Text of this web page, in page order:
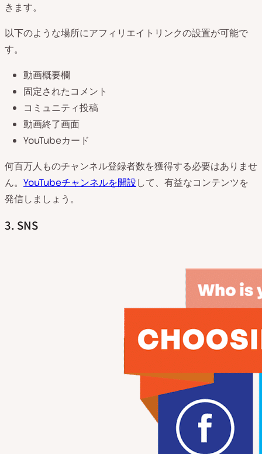
きます。
以下のような場所にアフィリエイトリンクの設置が可能で
す。
動画概要欄
固定されたコメント
コミュニティ投稿
動画終了画面
YouTubeカード
何百万人ものチャンネル登録者数を獲得する必要はありませ
ん。 YouTubeチャンネルを開設して、有益なコンテンツを
発信しましょう。
3. SNS